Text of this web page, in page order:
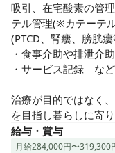
吸引、在宅酸素の管
テル管理(※カテーテ
(PTCD、腎瘻、膀胱
・食事介助や排泄介
・サービス記録　など
治療が目的ではなく
を目指し暮らしに寄
給与・賞与
月給284,000円〜319,300